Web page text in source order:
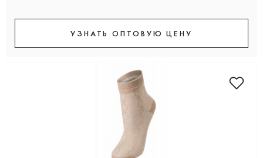
УЗНАТЬ ОПТОВУЮ ЦЕНУ